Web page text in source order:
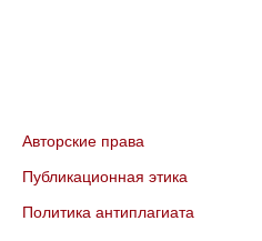
Авторские права
Публикационная этика
Политика антиплагиата